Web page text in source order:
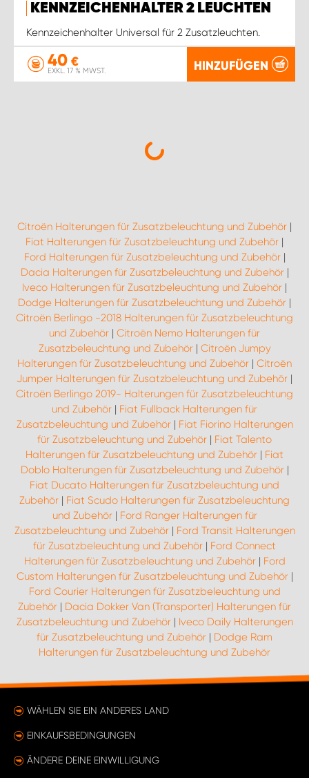
KENNZEICHENHALTER 2 LEUCHTEN
Kennzeichenhalter Universal für 2 Zusatzleuchten.
40 €
EXKL. 17 % MWST. HINZUFÜGEN
Citroën Halterungen für Zusatzbeleuchtung und Zubehör |
Fiat Halterungen für Zusatzbeleuchtung und Zubehör |
Ford Halterungen für Zusatzbeleuchtung und Zubehör|
Dacia Halterungen für Zusatzbeleuchtung und Zubehör|
Iveco Halterungen für Zusatzbeleuchtung und Zubehör |
Dodge Halterungen für Zusatzbeleuchtung und Zubehör |
Citroën Berlingo -2018 Halterungen für Zusatzbeleuchtung
und Zubehör | Citroën Nemo Halterungen für
Zusatzbeleuchtung und Zubehör| Citroën Jumpy
Halterungen für Zusatzbeleuchtung und Zubehör | Citroën
Jumper Halterungen für Zusatzbeleuchtung und Zubehör |
Citroën Berlingo 2019- Halterungen für Zusatzbeleuchtung
und Zubehör | Fiat Fullback Halterungen für
Zusatzbeleuchtung und Zubehör| Fiat Fiorino Halterungen
für Zusatzbeleuchtung und Zubehör | Fiat Talento
Halterungen für Zusatzbeleuchtung und Zubehör | Fiat
Doblo Halterungen für Zusatzbeleuchtung und Zubehör|
Fiat Ducato Halterungen für Zusatzbeleuchtung und
Zubehör | Fiat Scudo Halterungen für Zusatzbeleuchtung
und Zubehör| Ford Ranger Halterungen für
Zusatzbeleuchtung und Zubehör| Ford Transit Halterungen
für Zusatzbeleuchtung und Zubehör | Ford Connect
Halterungen für Zusatzbeleuchtung und Zubehör| Ford
Custom Halterungen für Zusatzbeleuchtung und Zubehör|
Ford Courier Halterungen für Zusatzbeleuchtung und
Zubehör | Dacia Dokker Van (Transporter) Halterungen für
Zusatzbeleuchtung und Zubehör| Iveco Daily Halterungen
für Zusatzbeleuchtung und Zubehör | Dodge Ram
Halterungen für Zusatzbeleuchtung und Zubehör
WÄHLEN SIE EIN ANDERES LAND
EINKAUFSBEDINGUNGEN
ÄNDERE DEINE EINWILLIGUNG